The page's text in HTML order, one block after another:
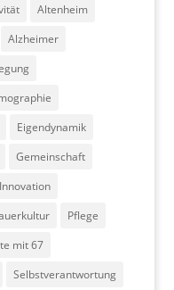
Altenheim
Alzheimer
Eigendynamik
Gemeinschaft
Innovation
Pflege
mit 67
Selbstverantwortung